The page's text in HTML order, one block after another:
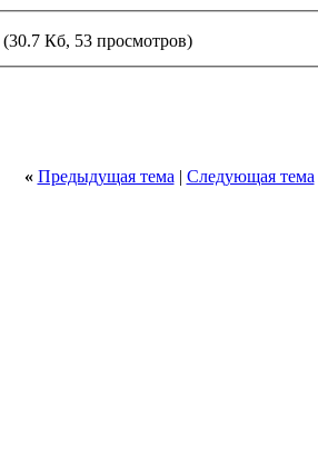
(30.7 Кб, 53 просмотров)
« Предыдущая тема | Следующая тема